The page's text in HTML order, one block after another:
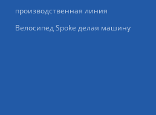
производственная линия
Велосипед Spoke делая машину